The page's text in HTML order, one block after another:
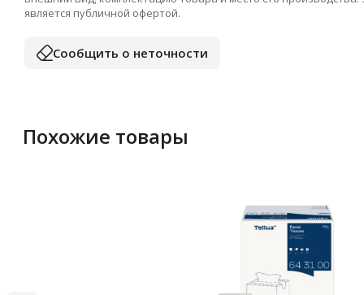
является публичной офертой.
Сообщить о неточности
Похожие товары